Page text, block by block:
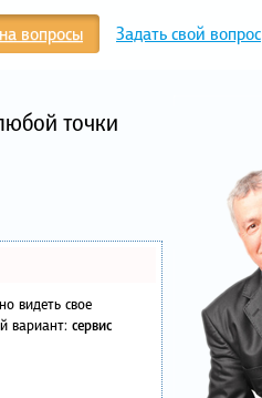
вопросы Задать свой вопрос
точки
видеть свое
вариант: сервис